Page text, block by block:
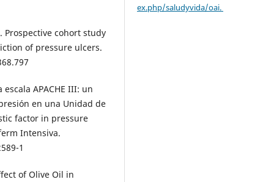
Prospective cohort study
of pressure ulcers.
APACHE III: un
en una Unidad de
factor in pressure
Intensiva.
1
of Olive Oil in
ex.php/saludyvida/oai.